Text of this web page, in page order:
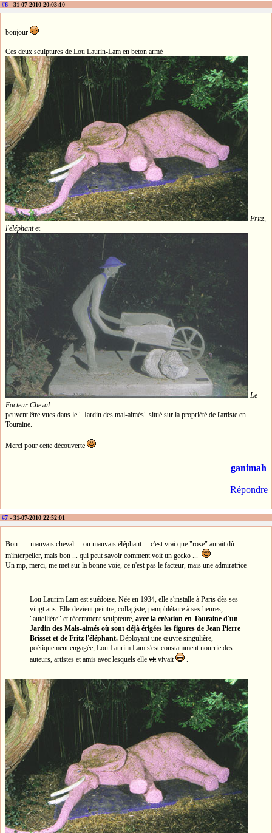
#6 - 31-07-2010 20:03:10
bonjour
Ces deux sculptures de Lou Laurin-Lam en beton armé
Fritz,
l'éléphantet
Le
Facteur Cheval
peuvent être vues dans le " Jardin des mal-aimés" situé sur la propriété de l'artiste en
Touraine.
Merci pour cette découverte
ganimah
Répondre
#7 - 31-07-2010 22:52:01
Bon ..... mauvais cheval ... ou mauvais éléphant ... c'est vrai que "rose" aurait dû
m'interpeller, mais bon ... qui peut savoir comment voit un gecko ...
Un mp, merci, me met sur la bonne voie, ce n'est pas le facteur, mais une admiratrice
Lou Laurim Lam est suédoise. Née en 1934, elle s'installe à Paris dès ses
vingt ans. Elle devient peintre, collagiste, pamphlétaire à ses heures,
"autellière" et récemment sculpteure, avec la création en Touraine d'un
Jardin des Mals-aimés où sont déjà érigées les figures de Jean Pierre
Brisset et de Fritz l'éléphant. Déployant une œuvre singulière,
poétiquement engagée, Lou Laurim Lam s'est constamment nourrie des
auteurs, artistes et amis avec lesquels elle vit vivait